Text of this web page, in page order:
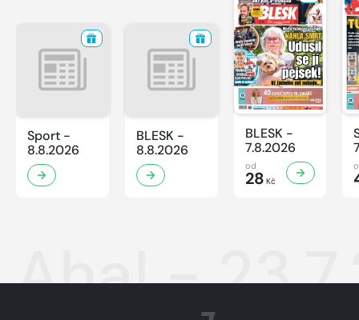
Sport -
8.8.2026
BLESK -
8.8.2026
BLESK -
7.8.2026
od
28 Kč
Aha! -